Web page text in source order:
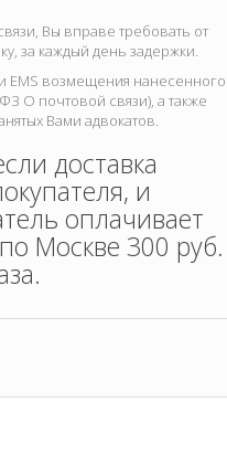
Вы вправе требовать от
за каждый день задержки.
EMS возмещения нанесенного
О почтовой связи), а также
Вами адвокатов.
доставка
и
оплачивает
Москве 300 руб.